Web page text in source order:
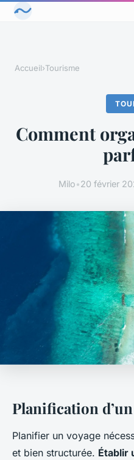
Accueil›Tourisme
Comment
Milo•20 février
Planification
Planifier un voyage
et bien structurée. Établir